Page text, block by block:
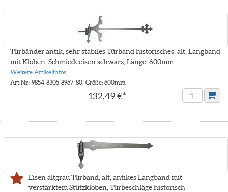
Türbänder antik, sehr stabiles Türband historisches, alt, Langband
mit Kloben, Schmiedeeisen schwarz, Länge: 600mm.
Weitere Artikelinfos
Art.Nr.: 9854-8305-8967-80, Größe: 600mm
132,49 €*
Eisen altgrau Türband, alt, antikes Langband mit
verstärktem Stützkloben, Türbeschläge historisch